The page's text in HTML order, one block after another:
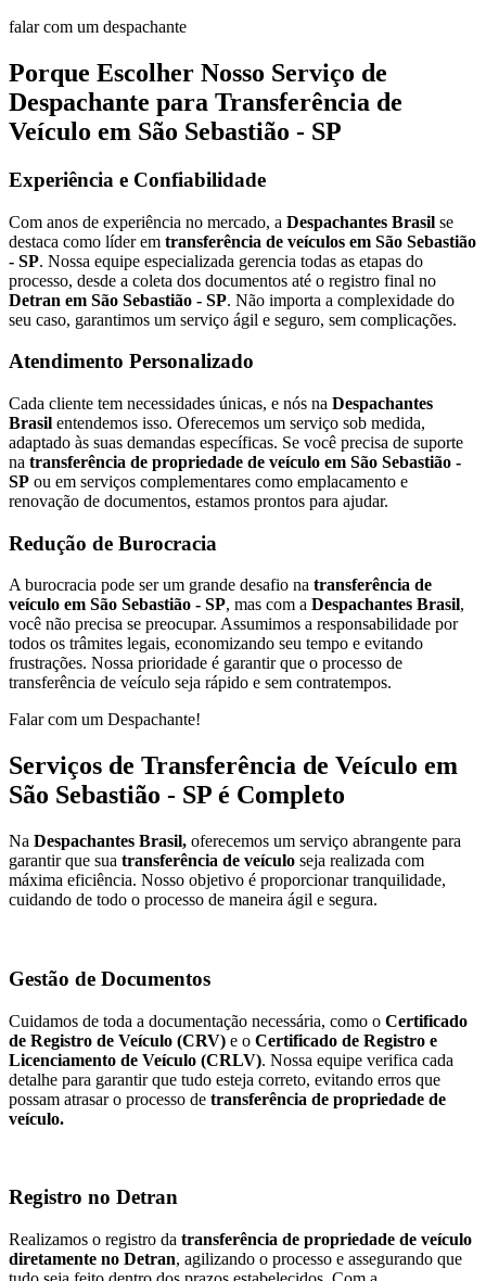
falar com um despachante
Porque Escolher Nosso Serviço de
Despachante para Transferência de
Veículo em São Sebastião - SP
Experiência e Confiabilidade
Com anos de experiência no mercado, a Despachantes Brasil se
destaca como líder em transferência de veículos em São Sebastião
- SP. Nossa equipe especializada gerencia todas as etapas do
processo, desde a coleta dos documentos até o registro final no
Detran em São Sebastião - SP. Não importa a complexidade do
seu caso, garantimos um serviço ágil e seguro, sem complicações.
Atendimento Personalizado
Cada cliente tem necessidades únicas, e nós na Despachantes
Brasil entendemos isso. Oferecemos um serviço sob medida,
adaptado às suas demandas específicas. Se você precisa de suporte
na transferência de propriedade de veículo em São Sebastião -
SP ou em serviços complementares como emplacamento e
renovação de documentos, estamos prontos para ajudar.
Redução de Burocracia
A burocracia pode ser um grande desafio na transferência de
veículo em São Sebastião - SP, mas com a Despachantes Brasil,
você não precisa se preocupar. Assumimos a responsabilidade por
todos os trâmites legais, economizando seu tempo e evitando
frustrações. Nossa prioridade é garantir que o processo de
transferência de veículo seja rápido e sem contratempos.
Falar com um Despachante!
Serviços de Transferência de Veículo em
São Sebastião - SP é Completo
Na Despachantes Brasil, oferecemos um serviço abrangente para
garantir que sua transferência de veículo seja realizada com
máxima eficiência. Nosso objetivo é proporcionar tranquilidade,
cuidando de todo o processo de maneira ágil e segura.
Gestão de Documentos
Cuidamos de toda a documentação necessária, como o Certificado
de Registro de Veículo (CRV) e o Certificado de Registro e
Licenciamento de Veículo (CRLV). Nossa equipe verifica cada
detalhe para garantir que tudo esteja correto, evitando erros que
possam atrasar o processo de transferência de propriedade de
veículo.
Registro no Detran
Realizamos o registro da transferência de propriedade de veículo
diretamente no Detran, agilizando o processo e assegurando que